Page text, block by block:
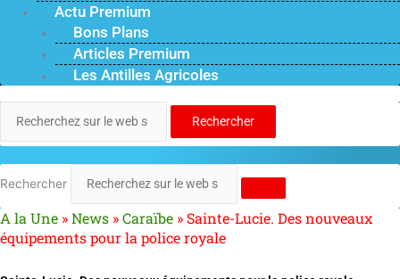
Actu Premium
Bons Plans
Articles Premium
Les Antilles Agricoles
Rechercher
Rechercher
A la Une »News »Caraïbe »Sainte-Lucie. Des nouveaux
équipements pour la police royale